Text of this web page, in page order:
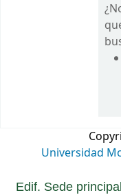
Universidad
Edif. Sede